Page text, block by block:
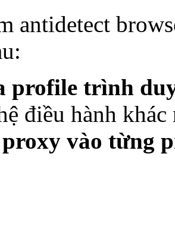
antidetect
profile trình
điều hành khác
vào từng